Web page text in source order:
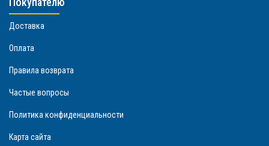
Доставка
Оплата
Правила возврата
Частые вопросы
Политика конфиденциальности
Карта сайта